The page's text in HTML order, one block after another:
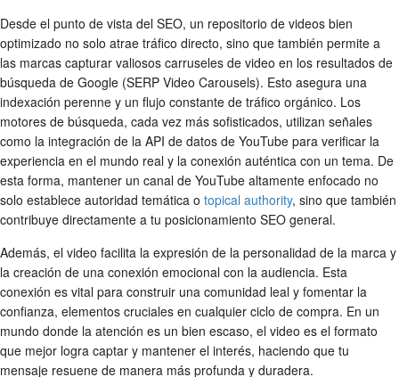
Desde el punto de vista del SEO, un repositorio de videos bien
optimizado no solo atrae tráfico directo, sino que también permite a
las marcas capturar valiosos carruseles de video en los resultados de
búsqueda de Google (SERP Video Carousels). Esto asegura una
indexación perenne y un flujo constante de tráfico orgánico. Los
motores de búsqueda, cada vez más sofisticados, utilizan señales
como la integración de la API de datos de YouTube para verificar la
experiencia en el mundo real y la conexión auténtica con un tema. De
esta forma, mantener un canal de YouTube altamente enfocado no
solo establece autoridad temática o topical authority, sino que también
contribuye directamente a tu posicionamiento SEO general.
Además, el video facilita la expresión de la personalidad de la marca y
la creación de una conexión emocional con la audiencia. Esta
conexión es vital para construir una comunidad leal y fomentar la
confianza, elementos cruciales en cualquier ciclo de compra. En un
mundo donde la atención es un bien escaso, el video es el formato
que mejor logra captar y mantener el interés, haciendo que tu
mensaje resuene de manera más profunda y duradera.